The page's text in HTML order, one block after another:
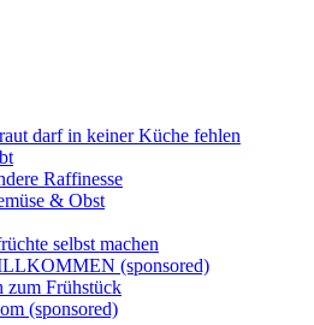
darf in keiner Küche fehlen
Raffinesse
& Obst
selbst machen
(sponsored)
zum Frühstück
(sponsored)